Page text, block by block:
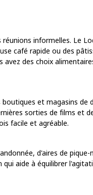
informelles. Le
café rapide ou des
des choix
et magasins de
sorties de films et
facile et agréable.
d'aires de
aide à équilibrer